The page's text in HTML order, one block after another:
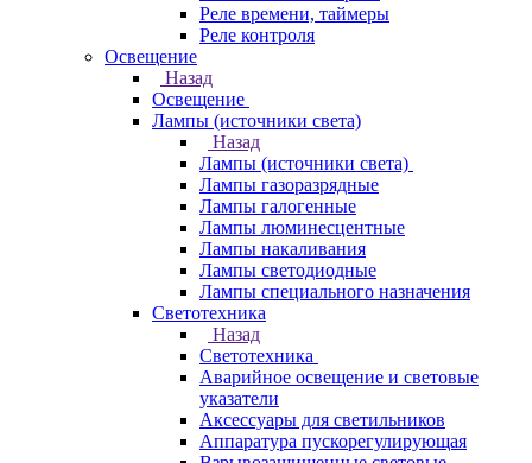
Реле времени, таймеры
Реле контроля
Освещение
Назад
Освещение
Лампы (источники света)
Назад
Лампы (источники света)
Лампы газоразрядные
Лампы галогенные
Лампы люминесцентные
Лампы накаливания
Лампы светодиодные
Лампы специального назначения
Светотехника
Назад
Светотехника
Аварийное освещение и световые
указатели
Аксессуары для светильников
Аппаратура пускорегулирующая